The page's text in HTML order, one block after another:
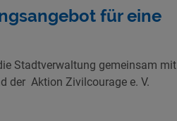
für eine
Stadtverwaltung gemeinsam mit
der Aktion Zivilcourage e. V.